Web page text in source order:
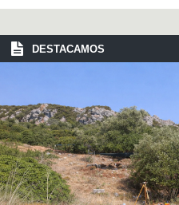
DESTACAMOS